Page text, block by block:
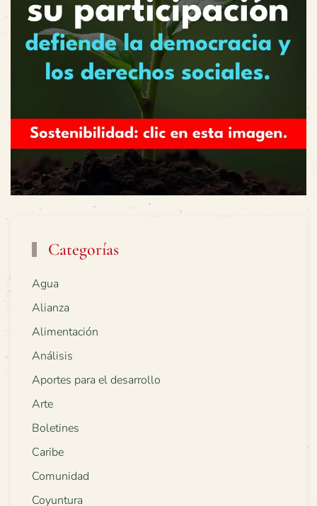
Categorías
Agua
Alianza
Alimentación
Análisis
Aportes para el desarrollo
Arte
Boletines
Caribe
Comunidad
Coyuntura